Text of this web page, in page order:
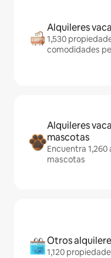
Alquileres
1,530
comodidades
Alquileres
mascotas
Encuentra
mascotas
Otros
1,120